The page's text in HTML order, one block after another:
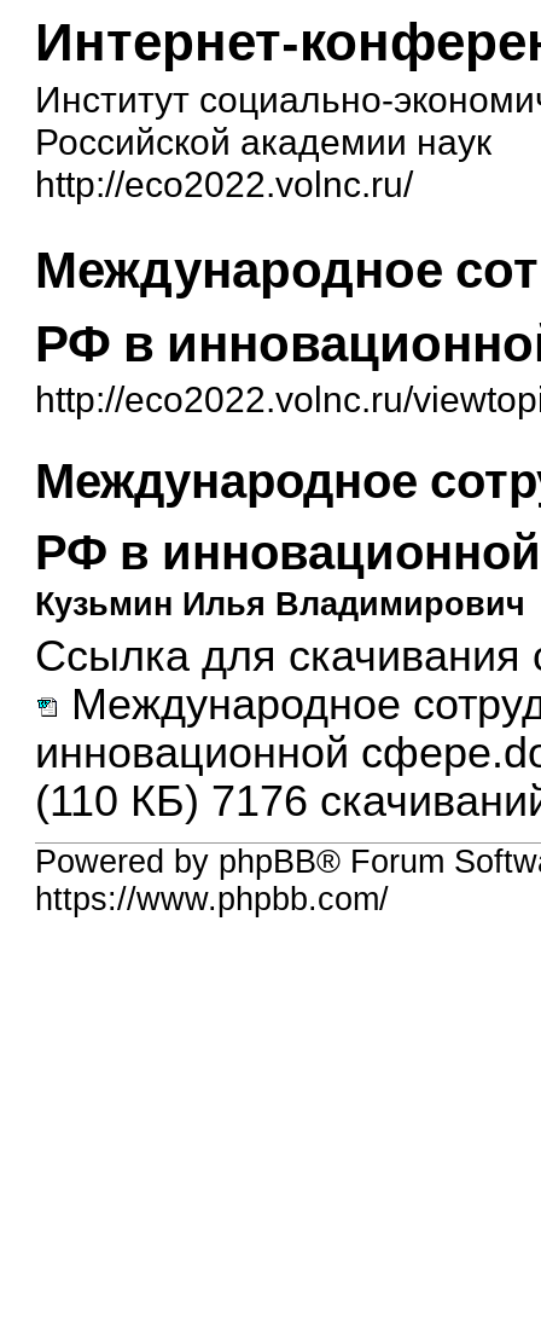
Интернет-
Институт социально-
Российской академии наук
http://eco2022.volnc.ru/
Международное
РФ в
http://eco2022.volnc.ru/
Международное
РФ в
Кузьмин Илья Владимирович
Ссылка для скачивания
Международное
инновационной
(110 КБ) 7176
Powered by phpBB® Forum
https://www.phpbb.com/